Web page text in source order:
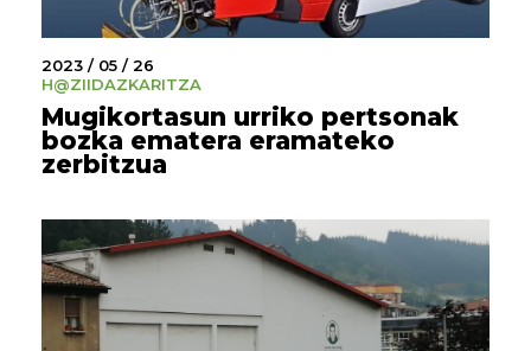
2023 / 05 / 26
H@ZIIDAZKARITZA
Mugikortasun urriko pertsonak
bozka ematera eramateko
zerbitzua